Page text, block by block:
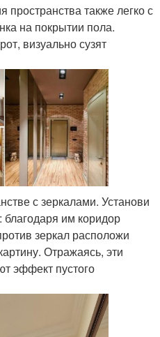
также легко с
на покрытии пола.
визуально сузят
с зеркалами. Установи
благодаря им коридор
зеркал расположи
Отражаясь, эти
эффект пустого